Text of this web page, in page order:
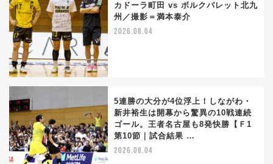
カドーラ町田 vs ボルクバレット北九
州／撮影＝満本泰介
2026.08.04
5連勝の大分が4位浮上！しながわ・
新井裕生は開幕から驚異の10戦連続
ゴール。王者名古屋も8発快勝【Ｆ1
第10節｜試合結果 …
2026.08.04